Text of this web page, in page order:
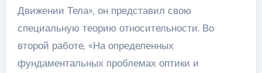
Движении Тела», он представил свою
специальную теорию относительности. Во
второй работе, «На определенных
фундаментальных проблемах оптики и